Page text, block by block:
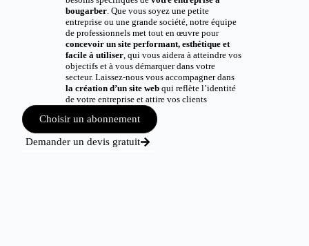
bougarber. Que vous soyez une petite
entreprise ou une grande société, notre équipe
de professionnels met tout en œuvre pour
concevoir un site performant, esthétique et
facile à utiliser, qui vous aidera à atteindre vos
objectifs et à vous démarquer dans votre
secteur. Laissez-nous vous accompagner dans
la création d’un site webqui reflète l’identité
de votre entreprise et attire vos clients
Choisir un abonnement
Demander un devis gratuit